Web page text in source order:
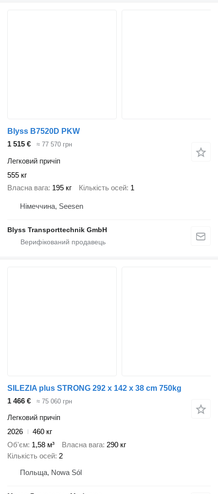
Blyss B7520D PKW
1 515 €
≈ 77 570 грн
Легковий причіп
555 кг
Власна вага 195 кг Кількість осей 1
Німеччина, Seesen
Blyss Transporttechnik GmbH
SILEZIA plus STRONG 292 x 142 x 38 cm 750kg
1 466 €
≈ 75 060 грн
Легковий причіп
2026
460 кг
Об'єм 1,58 м³ Власна вага 290 кг
Кількість осей 2
Польща, Nowa Sól